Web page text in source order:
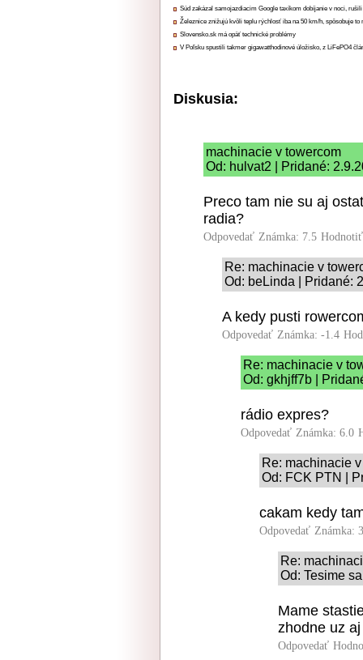
Súd zakázal samojazdiacim Google taxíkom dobíjanie v noci,
Železnice znižujú kvôli teplu rýchlosť iba na 50 km/h, spôsobuje to
Slovensko.sk má opäť technické problémy
V Poľsku spustili takmer gigawatthodinové úložisko, z LiFePO4
Diskusia:
machinacie v towercom
Od: hulvat2 | Pridané:
Preco tam nie su aj
radia?
Odpovedať Známka: 7.5
Re: machinacie v
Od: beLinda | Pridané:
A kedy pusti
Odpovedať Známka: -1.4
Re: machinacie v
Od: gkhjff7b |
rádio expres?
Odpovedať Známka: 6.0
Re: machinacie
Od: FCK PTN |
cakam kedy
Odpovedať Známka:
Re:
Od: Tesime
Mame
zhodne uz
Odpovedať